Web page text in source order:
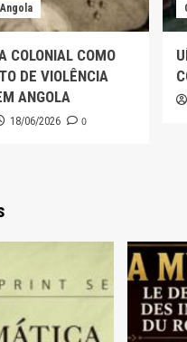
COLONIAL COMO
DE VIOLÊNCIA
ANGOLA
18/06/2026 0